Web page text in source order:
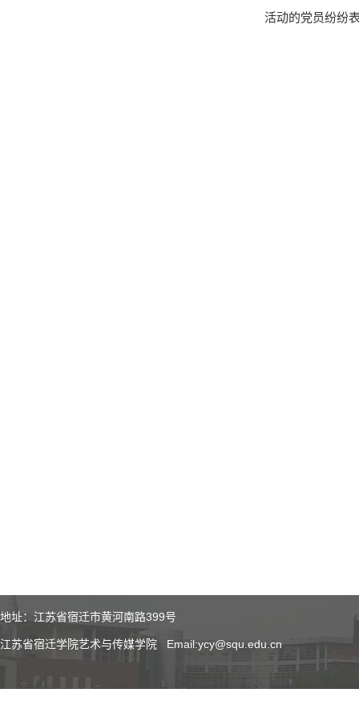
活动的党员纷纷
地址：江苏省宿迁市黄河南路399号
江苏省宿迁学院艺术与传媒学院 Email:ycy@squ.edu.cn